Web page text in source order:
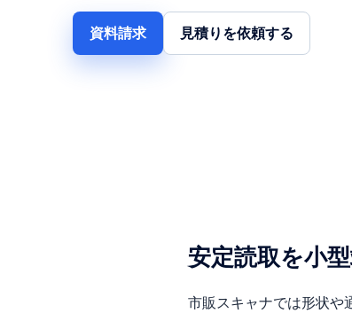
資料請求 見積りを依頼する
安定読取を小
市販スキャナでは形状や